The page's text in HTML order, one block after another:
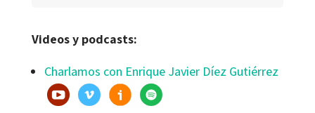
Videos y podcasts:
Charlamos con Enrique Javier Díez Gutiérrez